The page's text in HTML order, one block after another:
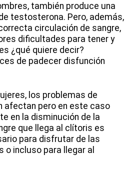
también produce una
testosterona. Pero, además,
circulación de sangre,
dificultades para tener y
¿qué quiere decir?
de padecer disfunción
los problemas de
afectan pero en este caso
en la disminución de la
que llega al clítoris es
para disfrutar de las
o incluso para llegar al